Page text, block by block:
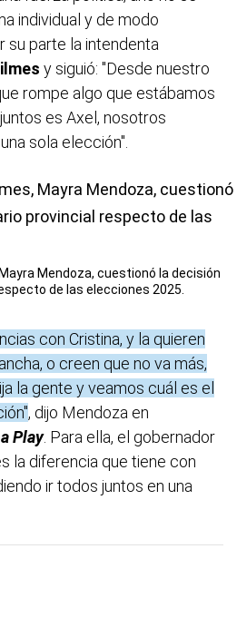
individual y de modo
su parte la intendenta
y siguió: "Desde nuestro
rompe algo que estábamos
es Axel, nosotros
sola elección".
Mendoza, cuestionó la decisión
de las elecciones 2025.
con Cristina, y la quieren
o creen que no va más,
la gente y veamos cuál es el
, dijo Mendoza en
Play. Para ella, el gobernador
la diferencia que tiene con
ir todos juntos en una